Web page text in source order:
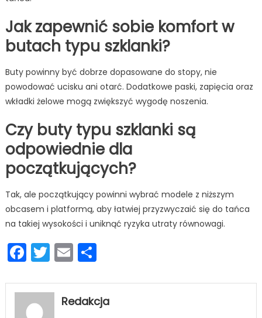
Jak zapewnić sobie komfort w
butach typu szklanki?
Buty powinny być dobrze dopasowane do stopy, nie
powodować ucisku ani otarć. Dodatkowe paski, zapięcia oraz
wkładki żelowe mogą zwiększyć wygodę noszenia.
Czy buty typu szklanki są
odpowiednie dla
początkujących?
Tak, ale początkujący powinni wybrać modele z niższym
obcasem i platformą, aby łatwiej przyzwyczaić się do tańca
na takiej wysokości i uniknąć ryzyka utraty równowagi.
Facebook
Twitter
EmailPodziel
Redakcja